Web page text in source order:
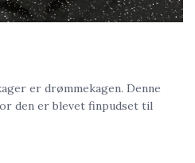
er drømmekagen. Denne
den er blevet finpudset til